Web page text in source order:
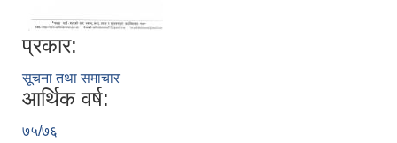
प्रकार:
सूचना तथा समाचार
आर्थिक वर्ष:
७५/७६